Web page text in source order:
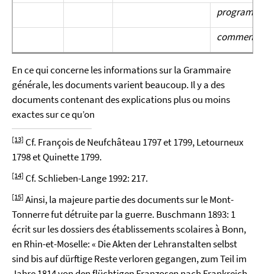
En ce qui concerne les informations sur la Grammaire
générale, les documents varient beaucoup. Il y a des
documents contenant des explications plus ou moins
exactes sur ce qu’on
[13] Cf. François de Neufchâteau 1797 et 1799, Letourneux
1798 et Quinette 1799.
[14] Cf. Schlieben-Lange 1992: 217.
[15] Ainsi, la majeure partie des documents sur le Mont-
Tonnerre fut détruite par la guerre. Buschmann 1893: 1
écrit sur les dossiers des établissements scolaires à Bonn,
en Rhin-et-Moselle: « Die Akten der Lehranstalten selbst
sind bis auf dürftige Reste verloren gegangen, zum Teil im